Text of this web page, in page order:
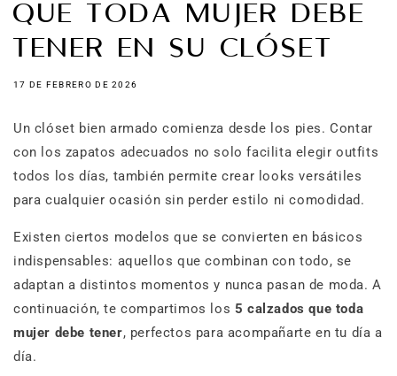
QUE TODA MUJER DEBE
TENER EN SU CLÓSET
17 DE FEBRERO DE 2026
Un clóset bien armado comienza desde los pies. Contar
con los zapatos adecuados no solo facilita elegir outfits
todos los días, también permite crear looks versátiles
para cualquier ocasión sin perder estilo ni comodidad.
Existen ciertos modelos que se convierten en básicos
indispensables: aquellos que combinan con todo, se
adaptan a distintos momentos y nunca pasan de moda. A
continuación, te compartimos los 5 calzados que toda
mujer debe tener, perfectos para acompañarte en tu día a
día.